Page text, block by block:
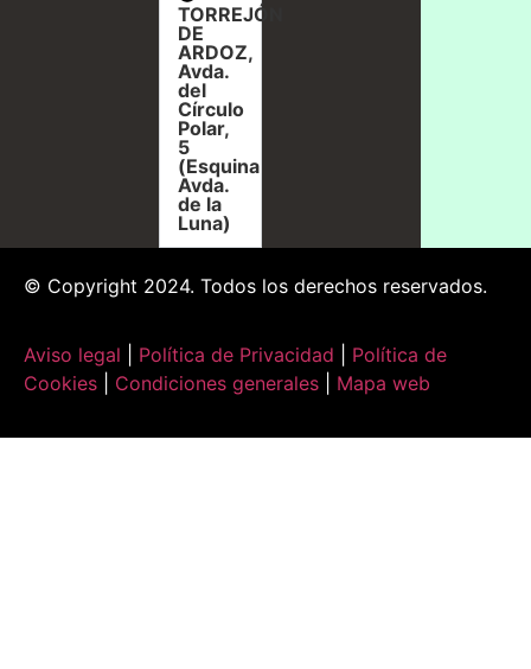
TORREJÓN
DE
ARDOZ,
Avda.
del
Círculo
Polar,
5
(Esquina
Avda.
de la
Luna)
© Copyright 2024. Todos los derechos reservados.
Aviso legal Política de Privacidad
Política de
Cookies
Condiciones generales Mapa web